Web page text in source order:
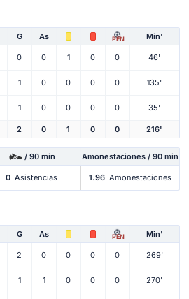
G As PEN
Min'
0 0 1 0 0 46'
1 0 0 0 0 135'
1 0 0 0 0 35'
2 0 1 0 0 216'
/ 90 min Amonestaciones / 90 min
0 Asistencias 1.96 Amonestaciones
G As PEN Min'
2 0 0 0 0 269'
1 1 0 0 0 270'